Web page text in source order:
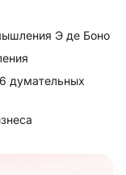
Э де Боно
думательных